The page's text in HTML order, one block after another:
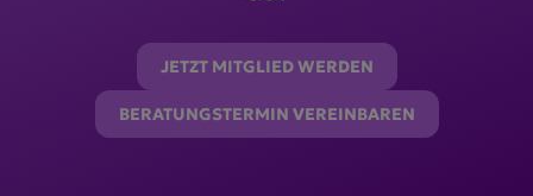
JETZT MITGLIED WERDEN
BERATUNGSTERMIN VEREINBAREN